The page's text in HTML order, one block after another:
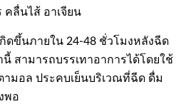
คลื่นไส้ อาเจียน
กิดขึ้นภายใน 24-48 ชั่วโมงหลังฉีด
สามารถบรรเทาอาการได้โดยใช้
ามอล ประคบเย็นบริเวณที่ฉีด ดื่ม
พอ